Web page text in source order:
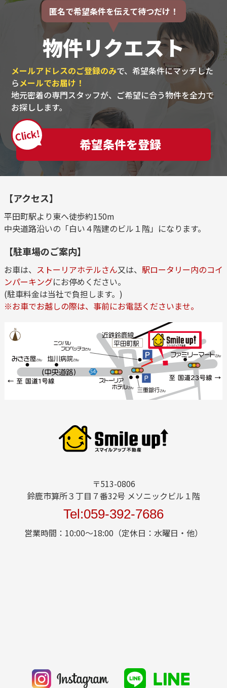
匿名で希望条件を伝えて待つだけ！
物件リクエスト
メールアドレスのご登録のみで、希望条件にマッチした
らメールでお届け！
地元密着の専門スタッフが、ご希望に合う物件を全力で
お探しします。
Click!
希望条件を登録
【アクセス】
平田町駅より東へ徒歩約150m
中央道路沿いの「白い４階建のビル１階」になります。
【駐車場のご案内】
お車は、 ストーリアホテルさん又は、 駅ロータリー内のコイ
ンパーキングにお停めください。
(駐車料金は当社で負担します。)
※お車でお越しの際は、事前にお電話くださいませ。
〒513-0806
鈴鹿市算所３丁目７番32号 メソニックビル１階
Tel:059-392-7686
営業時間：10:00～18:00（定休日：水曜日・他）